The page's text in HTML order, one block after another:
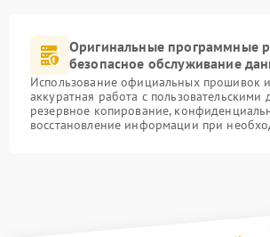
Оригинальные программные
безопасное обслуживание
Использование официальных прошивок
аккуратная работа с
резервное копирование,
восстановление информации при